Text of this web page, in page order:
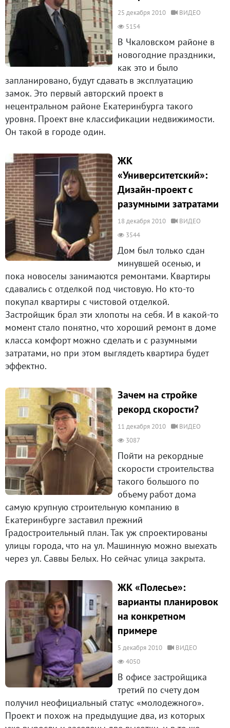
25 декабря 2010
ВИДЕО
5154
В Чкаловском районе в
новогодние праздники,
как это и было
запланировано, будут сдавать в эксплуатацию
замок. Это первый авторский проект в
нецентральном районе Екатеринбурга такого
уровня. Проект вне классификации недвижимости.
Он такой в городе один.
ЖК
«Университетский»:
Дизайн-проект с
разумными затратами
18 декабря 2010
ВИДЕО
3544
Дом был только сдан
минувшей осенью, и
пока новоселы занимаются ремонтами. Квартиры
сдавались с отделкой под чистовую. Но кто-то
покупал квартиры с чистовой отделкой.
Застройщик брал эти хлопоты на себя. И в какой-то
момент стало понятно, что хороший ремонт в доме
класса комфорт можно сделать и с разумными
затратами, но при этом выглядеть квартира будет
эффектно.
Зачем на стройке
рекорд скорости?
11 декабря 2010
ВИДЕО
3087
Пойти на рекордные
скорости строительства
такого большого по
объему работ дома
самую крупную строительную компанию в
Екатеринбурге заставил прежний
Градостроительный план. Так уж спроектированы
улицы города, что на ул. Машинную можно выехать
через ул. Саввы Белых. Но сейчас улица закрыта.
ЖК «Полесье»:
варианты планировок
на конкретном
примере
5 декабря 2010
ВИДЕО
4050
В офисе застройщика
третий по счету дом
получил неофициальный статус «молодежного».
Проект и похож на предыдущие два, из которых